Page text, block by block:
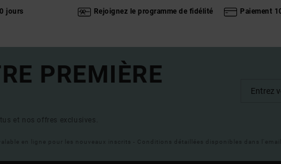
jours Rejoignez le programme de fidélité Paiement
PREMIÈRE
et nos offres exclusives.
en ligne pour les nouveaux inscrits - Conditions détaillées disponibles dans